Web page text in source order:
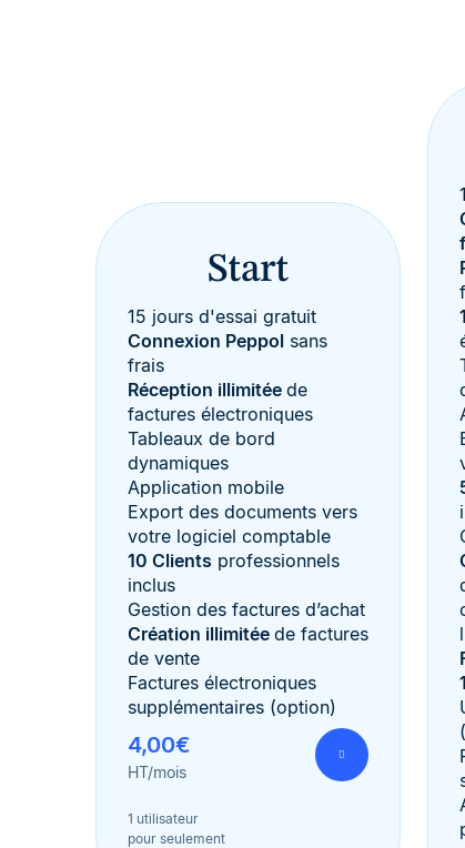
Start
15 jours d'essai gratuit
Connexion Peppol sans
frais
Réception illimitée de
factures électroniques
Tableaux de bord
dynamiques
Application mobile
Export des documents vers
votre logiciel comptable
10 Clients professionnels
inclus
Gestion des factures d’achat
Création illimitée de factures
de vente
Factures électroniques
supplémentaires (option)
4,00€
HT/mois
1 utilisateur
pour seulement